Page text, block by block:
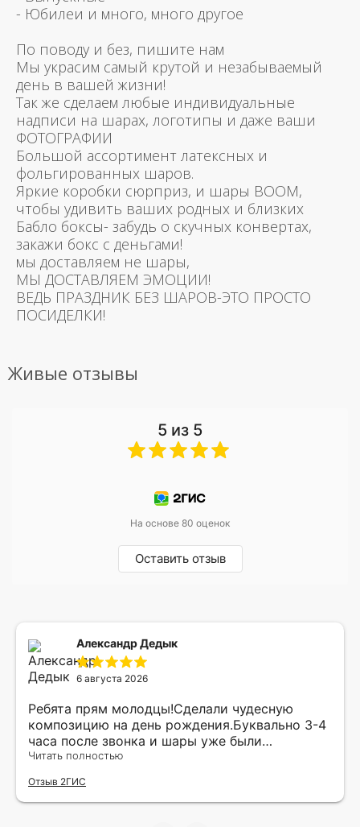
- Юбилеи и много, много другое
По поводу и без, пишите нам
Мы украсим самый крутой и незабываемый
день в вашей жизни!
Так же сделаем любые индивидуальные
надписи на шарах, логотипы и даже ваши
ФОТОГРАФИИ
Большой ассортимент латексных и
фольгированных шаров.
Яркие коробки сюрприз, и шары BOOM,
чтобы удивить ваших родных и близких
Бабло боксы- забудь о скучных конвертах,
закажи бокс с деньгами!
мы доставляем не шары,
МЫ ДОСТАВЛЯЕМ ЭМОЦИИ!
ВЕДЬ ПРАЗДНИК БЕЗ ШАРОВ-ЭТО ПРОСТО
ПОСИДЕЛКИ!
Живые отзывы
5 из 5
На основе 80 оценок
Оставить отзыв
Александр Дедык
6 августа 2026
Ребята прям молодцы!Сделали чудесную
композицию на день рождения.Буквально 3-4
часа после звонка и шары уже были
доставлены мне по адресу.Качество
рада.
Читать полностью
Отзыв 2ГИС